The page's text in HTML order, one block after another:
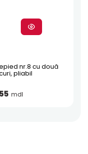
nr.8 cu două
pliabil
mdl